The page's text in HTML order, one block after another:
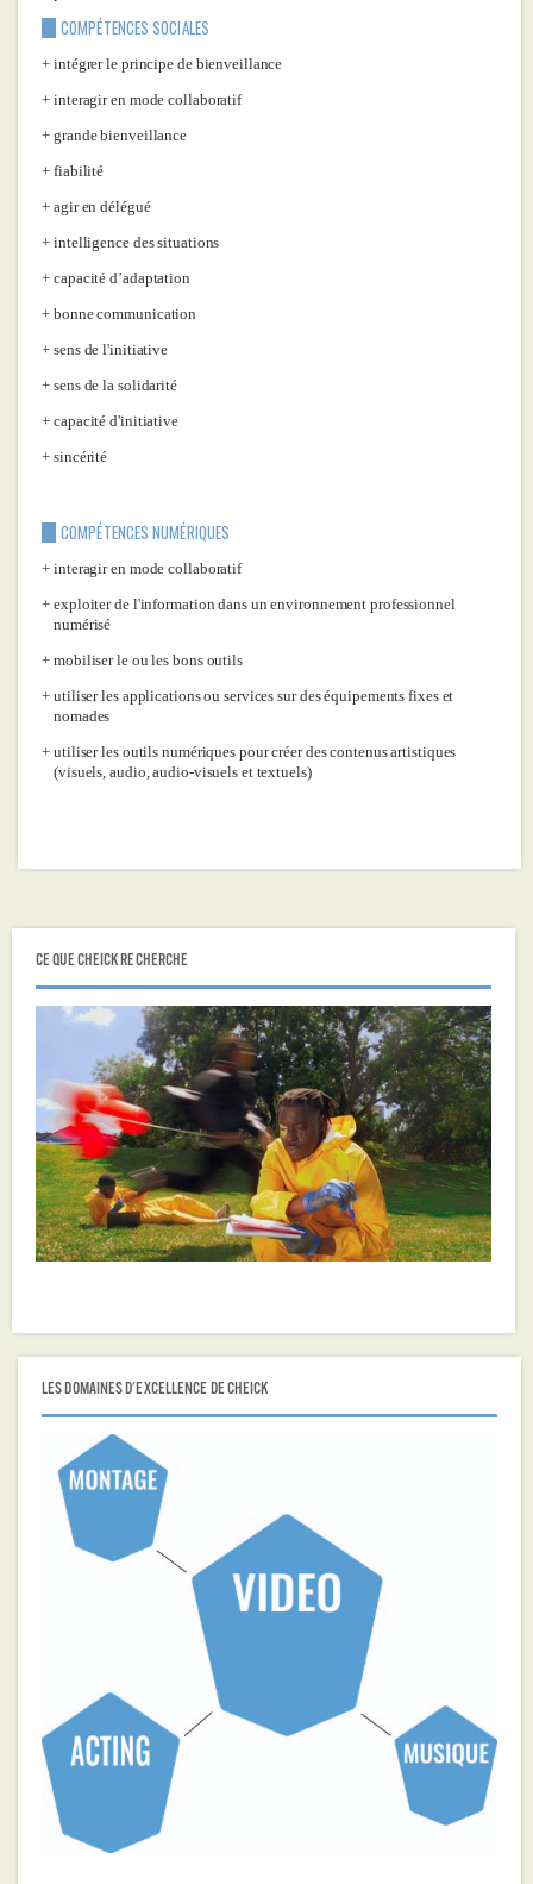
COMPÉTENCES SOCIALES
intégrer le principe de bienveillance
interagir en mode collaboratif
grande bienveillance
fiabilité
agir en délégué
intelligence des situations
capacité d’adaptation
bonne communication
sens de l'initiative
sens de la solidarité
capacité d'initiative
sincérité
COMPÉTENCES NUMÉRIQUES
interagir en mode collaboratif
exploiter de l'information dans un environnement professionnel
numérisé
mobiliser le ou les bons outils
utiliser les applications ou services sur des équipements fixes et
nomades
utiliser les outils numériques pour créer des contenus artistiques
(visuels, audio, audio-visuels et textuels)
CE QUE CHEICK RECHERCHE
LES DOMAINES D'EXCELLENCE DE CHEICK